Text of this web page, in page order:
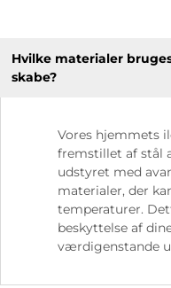
Hvilke materialer
skabe?
Vores hjemmets
fremstillet af stål
udstyret med
materialer, der
temperaturer.
beskyttelse af
værdigenstande